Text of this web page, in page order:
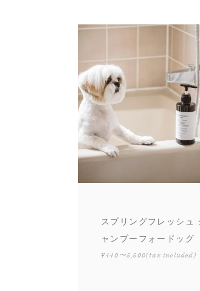
スプリングフレッシュ
ャンプーフォードッグ
¥440〜5,500(tax included)